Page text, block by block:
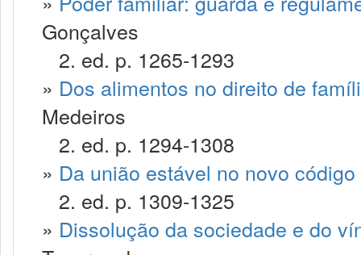
Gonçalves
2. ed. p. 1265-1293
» Dos alimentos no direito de
Medeiros
2. ed. p. 1294-1308
» Da união estável no novo
2. ed. p. 1309-1325
» Dissolução da sociedade e do